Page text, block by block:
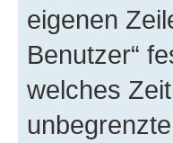
eigenen
Benutzer“
welches